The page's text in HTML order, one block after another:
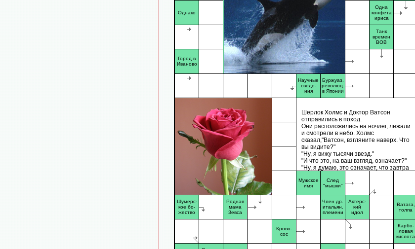
Однако
Одна
конфета
ириса
Танк
времен
ВОВ
Город в
Иваново
Научные
сведе-
ния
Буржуаз.
революц.
в Японии
Шерлок Холмс и Доктор Ватсон
отправились в поход.
Они расположились на ночлег, лежали
и смотрели в небо. Холмс
сказал,"Ватсон, взгляните наверх. Что
вы видите?"
"Ну, я вижу тысячи звезд."
"И что это, на ваш взгляд, означает?"
"Ну, я думаю, это означает, что завтра
день. А на ваш взгляд, Холмс?"
"А на мой взгляд, это означает, что кто-
то украл нашу палатку."
информеры
Мужское
имя
След
"мышки"
Шумерс-
кое бо-
жество
Родная
мама
Зевса
Член др.
итальян.
племени
Актерс-
кий
идол
Ватага,
толпа
Крово-
сос
Карбо-
ловая
кислота